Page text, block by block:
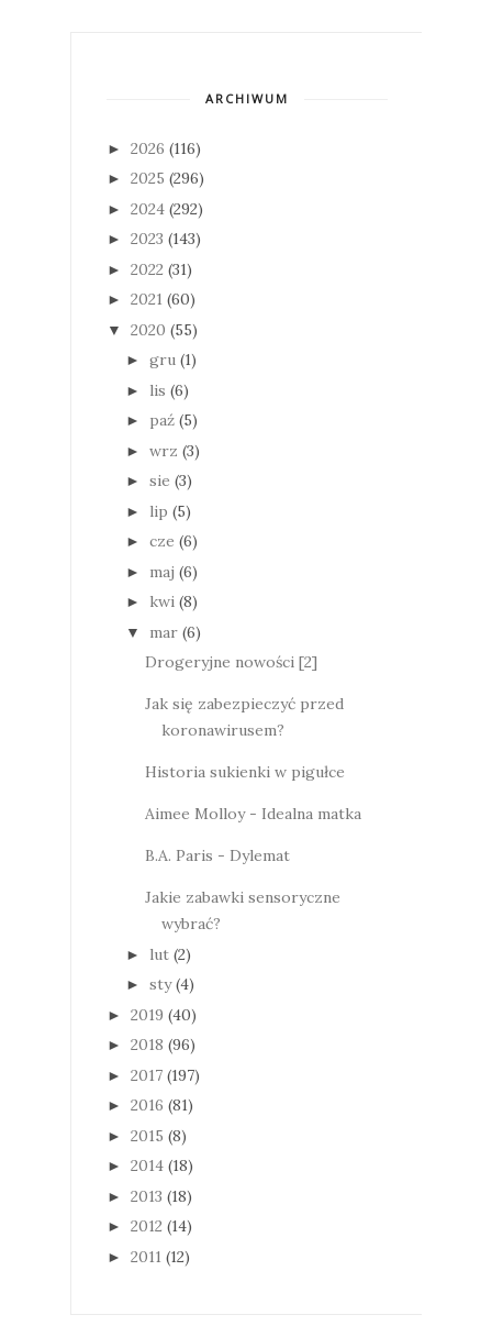
ARCHIWUM
► 2026 (116)
► 2025 (296)
► 2024 (292)
► 2023 (143)
► 2022 (31)
► 2021 (60)
▼ 2020 (55)
► gru (1)
► lis (6)
► paź (5)
► wrz (3)
► sie (3)
► lip (5)
► cze (6)
► maj (6)
► kwi (8)
▼ mar (6)
Drogeryjne nowości [2]
Jak się zabezpieczyć przed
koronawirusem?
Historia sukienki w pigułce
Aimee Molloy - Idealna matka
B.A. Paris - Dylemat
Jakie zabawki sensoryczne
wybrać?
► lut (2)
► sty (4)
► 2019 (40)
► 2018 (96)
► 2017 (197)
► 2016 (81)
► 2015 (8)
► 2014 (18)
► 2013 (18)
► 2012 (14)
► 2011 (12)